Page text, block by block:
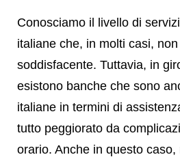
Conosciamo il livello di
italiane che, in molti casi,
soddisfacente. Tuttavia, in
esistono banche che sono
italiane in termini di
tutto peggiorato da
orario. Anche in questo